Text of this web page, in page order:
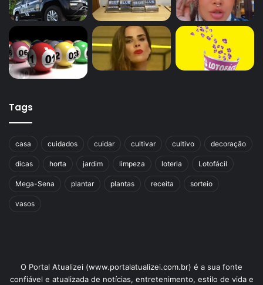
Tags
casa cuidados cuidar cultivar cultivo decoração
dicas horta jardim limpeza loteria Lotofácil
Mega-Sena plantar plantas receita sorteio
vasos
O Portal Atualizei (www.portalatualizei.com.br) é a sua fonte
confiável e atualizada de notícias, entretenimento, estilo de vida e